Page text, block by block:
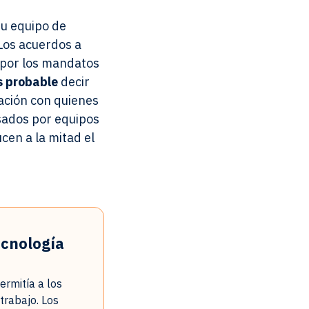
equipo de
acuerdos a
los mandatos
probable decir
con quienes
por equipos
a la mitad el
a los
Los